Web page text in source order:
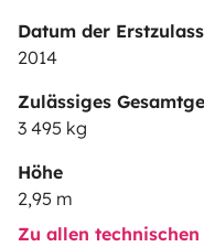
Datum der
2014
Zulässiges
3 495 kg
Höhe
2,95 m
Zu allen